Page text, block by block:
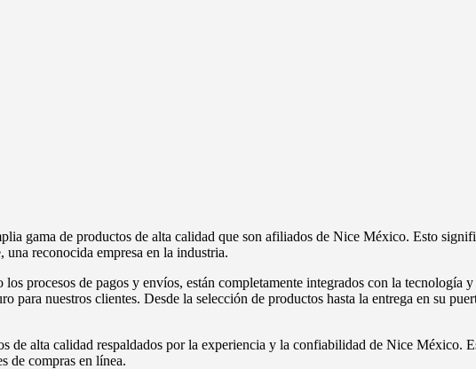
gama de productos de alta calidad que son afiliados de Nice México. Esto
una reconocida empresa en la industria.
procesos de pagos y envíos, están completamente integrados con la tecnología
para nuestros clientes. Desde la selección de productos hasta la entrega en su
de alta calidad respaldados por la experiencia y la confiabilidad de Nice México.
de compras en línea.